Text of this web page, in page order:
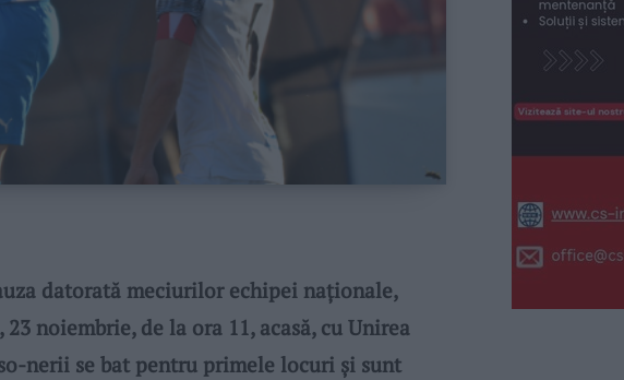
datorată meciurilor echipei naționale,
noiembrie, de la ora 11, acasă, cu Unirea
nerii se bat pentru primele locuri și sunt